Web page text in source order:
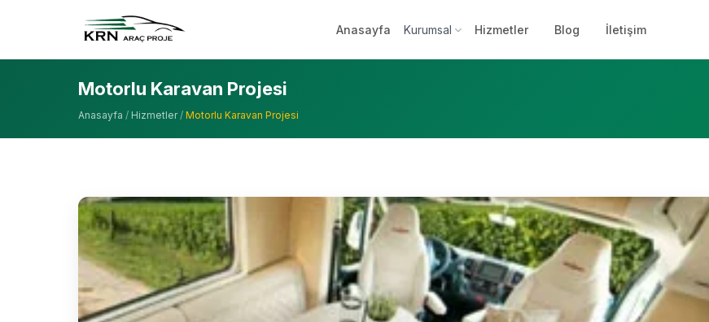
Anasayfa Kurumsal Hizmetler Blog İletişim
Motorlu Karavan Projesi
Anasayfa / Hizmetler/ Motorlu Karavan Projesi